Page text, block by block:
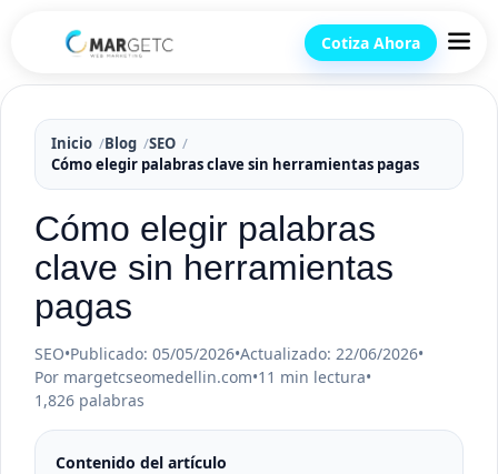
Cotiza Ahora
Inicio Blog
SEO
Cómo elegir palabras clave sin herramientas pagas
Cómo elegir palabras
clave sin herramientas
pagas
SEO•Publicado: 05/05/2026•Actualizado: 22/06/2026•
Por margetcseomedellin.com•11 min lectura•
1,826 palabras
Contenido del artículo